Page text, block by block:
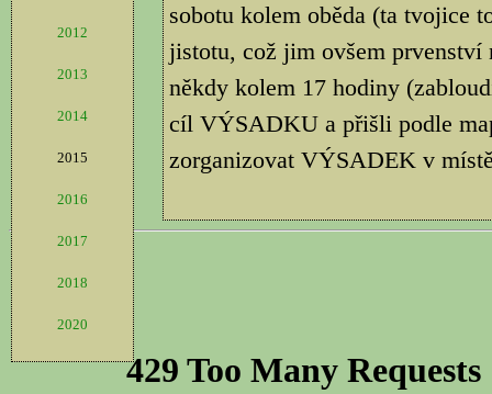
2012
2013
2014
2015
2016
2017
2018
2020
sobotu kolem oběda (ta tvojice
jistotu, což jim ovšem
někdy kolem 17 hodiny
cíl VÝSADKU a přišli podle
zorganizovat VÝSADEK v